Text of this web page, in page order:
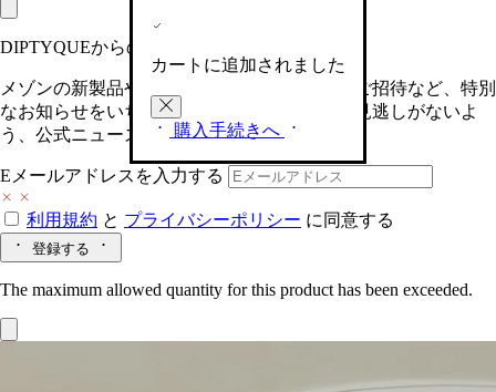
カートに追加されました
購入手続きへ
DIPTYQUEからの最新情報をお届けします
メゾンの新製品や、限定イベントへの特別なご招待など、特別
なお知らせをいち早くお届けいたします。お見逃しがないよ
う、公式ニュースレターにご登録ください。
Eメールアドレスを入力する
利用規約 と プライバシーポリシー に同意する
登録する
The maximum allowed quantity for this product has been exceeded.